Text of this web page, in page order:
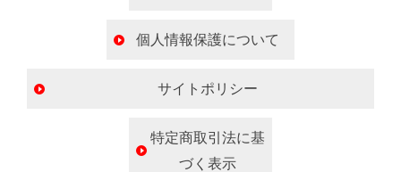
個人情報保護について
サイトポリシー
特定商取引法に基
づく表示